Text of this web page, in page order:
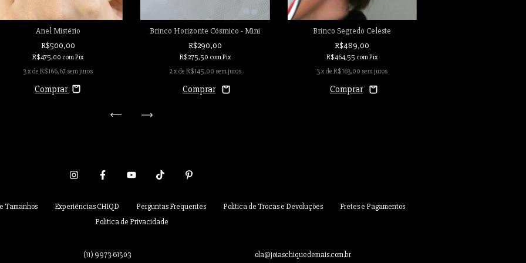
Anel Mistério
R$500,00
R$475,00 comPix
3x de R$166,67 sem juros
Comprar
Brinco Horizonte Cósmico - Mini
R$290,00
R$275,50 comPix
2x de R$145,00 sem juros
Brinco Segredo Celeste
R$489,00
R$464,55 comPix
3x de R$163,00 sem juros
Tamanhos Experiências CHIQD Perguntas Frequentes Política de Trocas e Devoluções
Fretes e Pagamentos
Politica de Privacidade
(11) 9973-61503 ola@joiaschiquedemais.com.br